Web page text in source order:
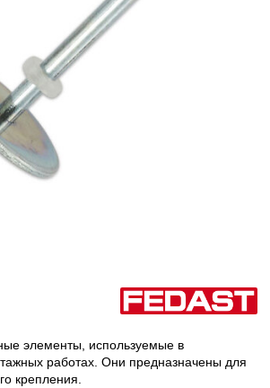
элементы, используемые в
работах. Они предназначены для
крепления.